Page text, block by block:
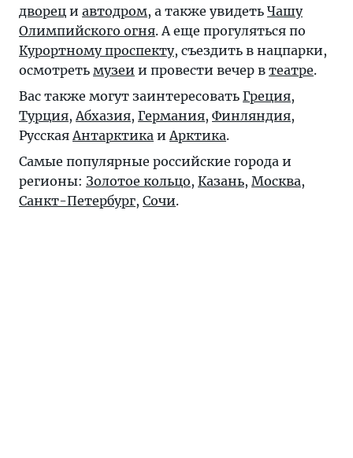
дворец и автодром, а также увидеть Чашу
Олимпийского огня. А еще прогуляться по
Курортному проспекту, съездить в нацпарки,
осмотреть музеи и провести вечер в театре.
Вас также могут заинтересовать Греция,
Турция, Абхазия, Германия, Финляндия,
Русская Антарктика и Арктика.
Самые популярные российские города и
регионы: Золотое кольцо, Казань, Москва,
Санкт-Петербург, Сочи.